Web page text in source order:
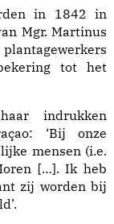
in 1842 in
Mgr. Martinus
tot het
indrukken
‘Bij onze
mensen (i.e.
[…]. Ik heb
zij worden bij